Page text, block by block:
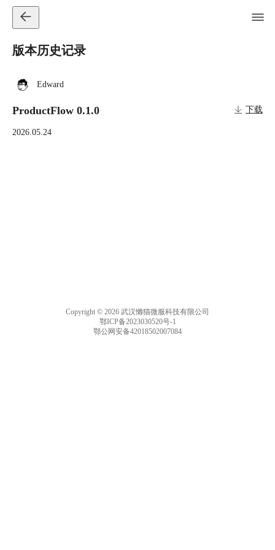
版本历史记录
Edward
ProductFlow 0.1.0 下载
2026.05.24
Copyright © 2026 武汉懒猫微服科技有限公司
鄂ICP备2023030520号-1
鄂公网安备42018502007084